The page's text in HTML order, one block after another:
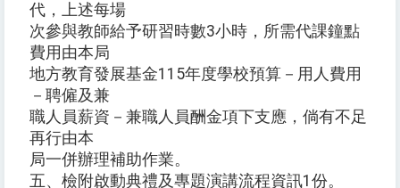
代，上述每場
次參與教師給予研習時數3小時，所需代課鐘點
費用由本局
地方教育發展基金115年度學校預算－用人費用
－聘僱及兼
職人員薪資－兼職人員酬金項下支應，倘有不足
再行由本
局一併辦理補助作業。
五、檢附啟動典禮及專題演講流程資訊1份。